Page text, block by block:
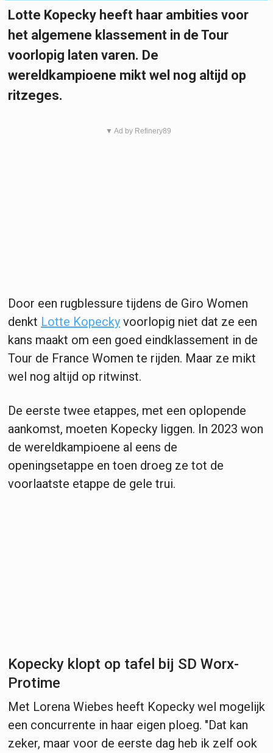
Lotte Kopecky heeft haar ambities voor
het algemene klassement in de Tour
voorlopig laten varen. De
wereldkampioene mikt wel nog altijd op
ritzeges.
▼ Ad by Refinery89
Door een rugblessure tijdens de Giro Women
denkt Lotte Kopecky voorlopig niet dat ze een
kans maakt om een goed eindklassement in de
Tour de France Women te rijden. Maar ze mikt
wel nog altijd op ritwinst.
De eerste twee etappes, met een oplopende
aankomst, moeten Kopecky liggen. In 2023 won
de wereldkampioene al eens de
openingsetappe en toen droeg ze tot de
voorlaatste etappe de gele trui.
Kopecky klopt op tafel bij SD Worx-
Protime
Met Lorena Wiebes heeft Kopecky wel mogelijk
een concurrente in haar eigen ploeg. "Dat kan
zeker, maar voor de eerste dag heb ik zelf ook